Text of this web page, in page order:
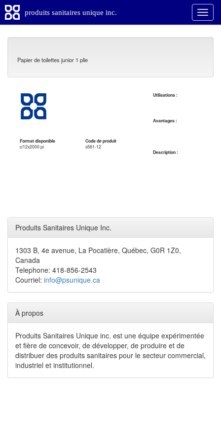
produits sanitaires unique inc.
Papier de toilettes junior 1 plie
Format disponible
Code de produit
c/12x2000 pi
s561-12
Utilisations :
Avantages :
Description :
Produits Sanitaires Unique Inc.
1303 B, 4e avenue, La Pocatière, Québec, G0R 1Z0,
Canada
Telephone: 418-856-2543
Courriel: info@psunique.ca
À propos
Produits Sanitaires Unique inc. est une équipe expérimentée
et fière de concevoir, de développer, de produire et de
distribuer des produits sanitaires pour le secteur commercial,
industriel et institutionnel.